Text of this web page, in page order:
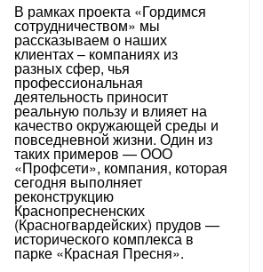
В рамках проекта «Гордимся
сотрудничеством» мы
рассказываем о наших
клиентах – компаниях из
разных сфер, чья
профессиональная
деятельность приносит
реальную пользу и влияет на
качество окружающей среды и
повседневной жизни. Один из
таких примеров — ООО
«Профсети», компания, которая
сегодня выполняет
реконструкцию
Краснопресненских
(Красногвардейских) прудов —
исторического комплекса в
парке «Красная Пресня».